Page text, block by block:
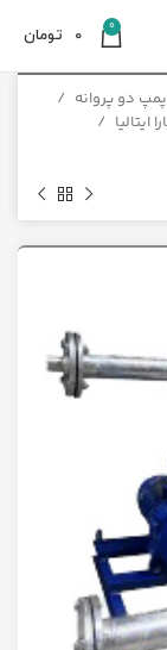
0
0 تومان
دو پروانه
ایتالیا